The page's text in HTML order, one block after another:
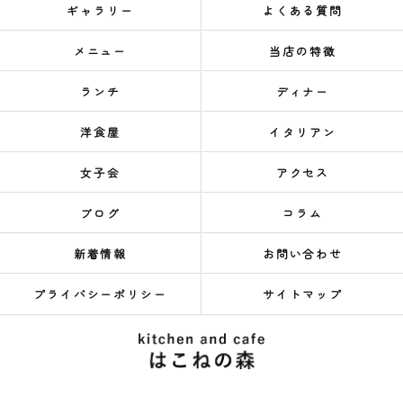
ギャラリー よくある質問
メニュー 当店の特徴
ランチ ディナー
洋食屋 イタリアン
女子会 アクセス
ブログ コラム
新着情報 お問い合わせ
プライバシーポリシー サイトマップ